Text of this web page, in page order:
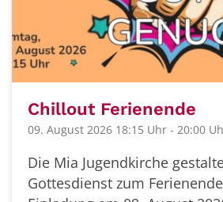
Chillout Ferienende
09. August 2026 18:15 Uhr - 20:00
Die Mia Jugendkirche
Gottesdienst zum